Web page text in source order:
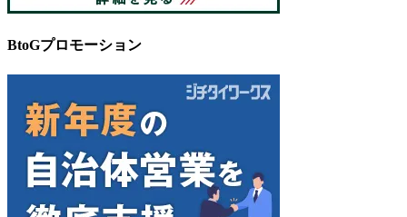
BtoGプロモーション